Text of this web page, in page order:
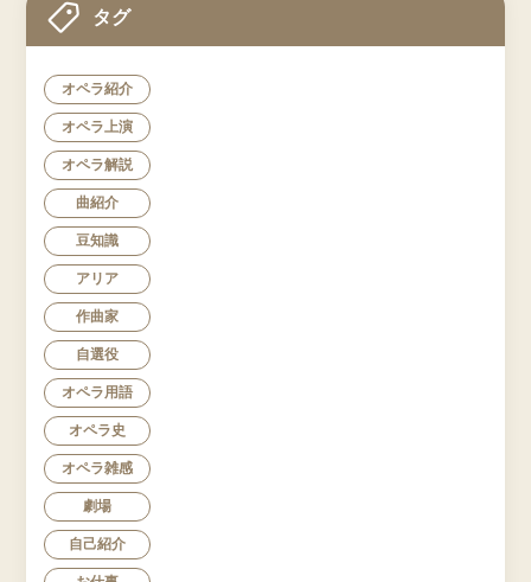
タグ
オペラ紹介
オペラ上演
オペラ解説
曲紹介
豆知識
アリア
作曲家
自選役
オペラ用語
オペラ史
オペラ雑感
劇場
自己紹介